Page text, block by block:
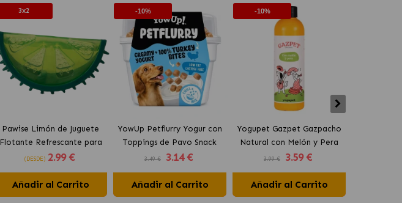
3x2
Pawise Limón de Juguete
Flotante Refrescante para
Perros 12 cm
(DESDE) 2.99 €
Añadir al Carrito
-10%
YowUp Petflurry Yogur con
Toppings de Pavo Snack
para Perros
3.49 € 3.14 €
Añadir al Carrito
-10%
Yogupet Gazpet Gazpacho
Natural con Melón y Pera
para Perros y Gatos
3.99 € 3.59 €
Añadir al Carrito